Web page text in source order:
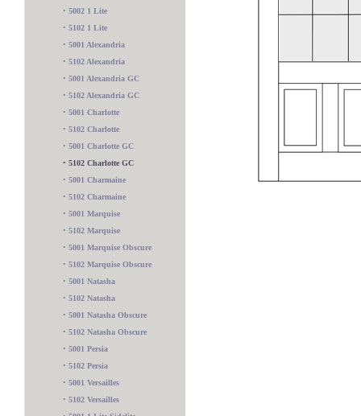
• 5002 1 Lite
• 5102 1 Lite
• 5001 Alexandria
• 5102 Alexandria
• 5001 Alexandria GC
• 5102 Alexandria GC
• 5001 Charlotte
• 5102 Charlotte
• 5001 Charlotte GC
• 5102 Charlotte GC
• 5001 Charmaine
• 5102 Charmaine
• 5001 Marquise
• 5102 Marquise
• 5001 Marquise Obscure
• 5102 Marquise Obscure
• 5001 Natasha
• 5102 Natasha
• 5001 Natasha Obscure
• 5102 Natasha Obscure
• 5001 Persia
• 5102 Persia
• 5001 Versailles
• 5102 Versailles